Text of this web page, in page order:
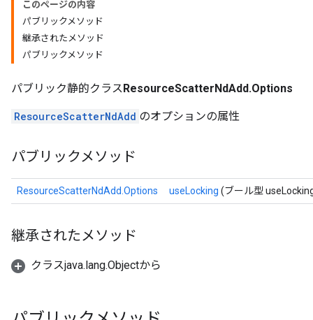
このページの内容
パブリックメソッド
継承されたメソッド
パブリックメソッド
パブリック静的クラスResourceScatterNdAdd.Options
ResourceScatterNdAdd のオプションの属性
パブリックメソッド
ResourceScatterNdAdd.Options useLocking (ブール型
継承されたメソッド
クラスjava.lang.Objectから